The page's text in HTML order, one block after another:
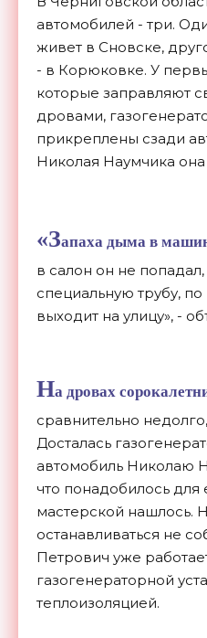
автомобилей - три.
живет в Сновске,
- в Корюковке. У
которые заправляют
дровами,
прикреплены сзади
Николая Наумчика
«Запаха дыма в
в салон он не
специальную трубу,
выходит на улицу», -
На дровах
сравнительно
Досталась
автомобиль Николаю
что понадобилось для
мастерской нашлось.
останавливаться не
Петрович уже
газогенераторной
теплоизоляцией.